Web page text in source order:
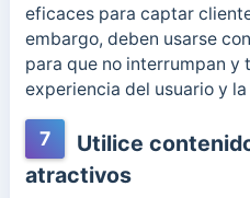
eficaces para captar
embargo, deben usarse
para que no interrumpan y
experiencia del usuario y
7
Utilice
atractivos